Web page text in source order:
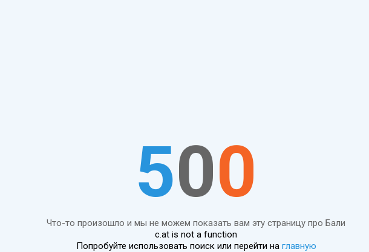
500
Что-то произошло и мы не можем показать вам эту страницу про Бали
c.at is not a function
Попробуйте использовать поиск или перейти на главную